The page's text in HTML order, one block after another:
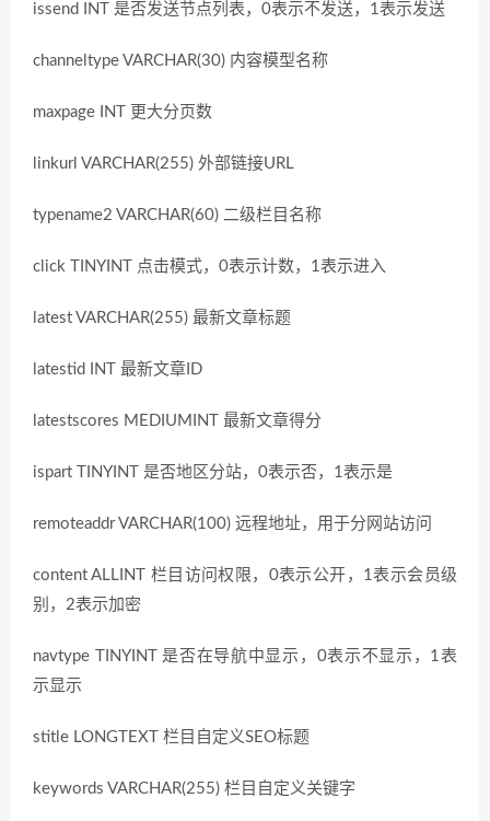
issend INT 是否发送节点列表，0表示不发送，1表示发送
channeltype VARCHAR(30) 内容模型名称
maxpage INT 更大分页数
linkurl VARCHAR(255) 外部链接URL
typename2 VARCHAR(60) 二级栏目名称
click TINYINT 点击模式，0表示计数，1表示进入
latest VARCHAR(255) 最新文章标题
latestid INT 最新文章ID
latestscores MEDIUMINT 最新文章得分
ispart TINYINT 是否地区分站，0表示否，1表示是
remoteaddr VARCHAR(100) 远程地址，用于分网站访问
content ALLINT 栏目访问权限，0表示公开，1表示会员级
别，2表示加密
navtype TINYINT 是否在导航中显示，0表示不显示，1表
示显示
stitle LONGTEXT 栏目自定义SEO标题
keywords VARCHAR(255) 栏目自定义关键字